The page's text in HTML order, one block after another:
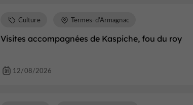
Visites accompagnées de Kaspiche, fou du roy
Culture Termes-d'Armagnac
12/08/2026